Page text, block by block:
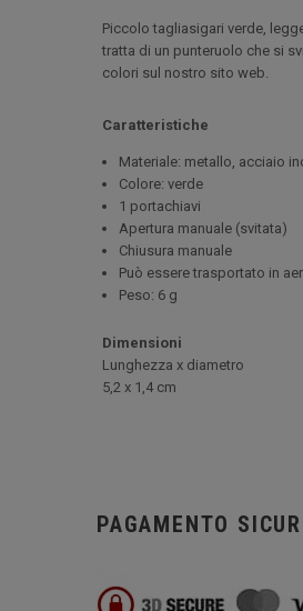
Piccolo tagliasigari verde,
tratta di un punteruolo che si
colori sul nostro sito web.
Caratteristiche
Materiale: metallo, acciaio
Colore: verde
1 portachiavi
Apertura manuale (svitata)
Chiusura manuale
Può essere trasportato in
Peso: 6 g
Dimensioni
Lunghezza x diametro
5,2 x 1,4 cm
PAGAMENTO